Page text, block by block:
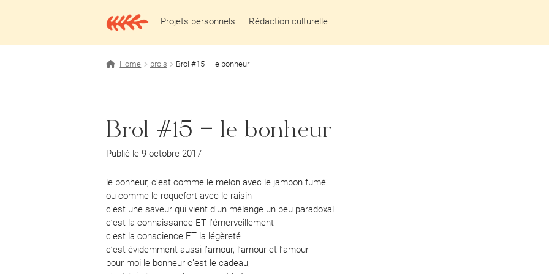
à
au
Projets personnels Rédaction culturelle
Home brols Brol #15 – le bonheur
Brol #15 – le bonheur
Publié le 9 octobre 2017
le bonheur, c’est comme le melon avec le jambon fumé
ou comme le roquefort avec le raisin
c’est une saveur qui vient d’un mélange un peu paradoxal
c’est la connaissance ET l’émerveillement
c’est la conscience ET la légèreté
c’est évidemment aussi l’amour, l’amour et l’amour
pour moi le bonheur c’est le cadeau,